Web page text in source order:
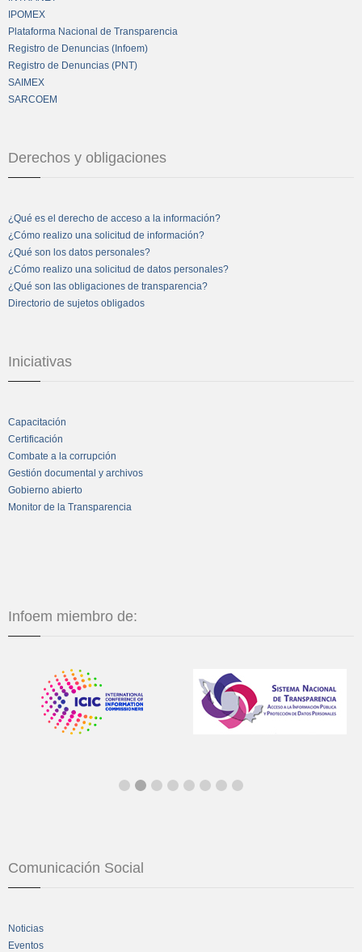
IPOMEX
Plataforma Nacional de Transparencia
Registro de Denuncias (Infoem)
Registro de Denuncias (PNT)
SAIMEX
SARCOEM
Derechos y obligaciones
¿Qué es el derecho de acceso a la información?
¿Cómo realizo una solicitud de información?
¿Qué son los datos personales?
¿Cómo realizo una solicitud de datos personales?
¿Qué son las obligaciones de transparencia?
Directorio de sujetos obligados
Iniciativas
Capacitación
Certificación
Combate a la corrupción
Gestión documental y archivos
Gobierno abierto
Monitor de la Transparencia
Infoem miembro de:
Comunicación Social
Noticias
Eventos